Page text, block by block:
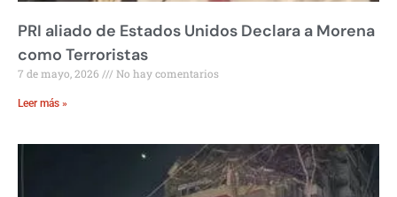
PRI aliado de Estados Unidos Declara a Morena
como Terroristas
7 de mayo, 2026 No hay comentarios
Leer más »